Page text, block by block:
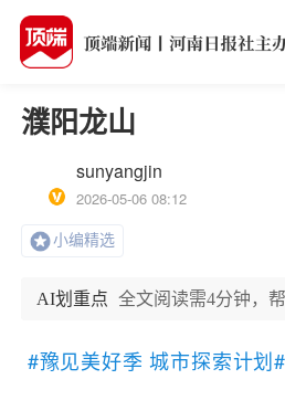
濮阳龙山
sunyangjin
2026-05-06 08:12
小编精选
AI划重点 全文阅读需4分钟，
#豫见美好季 城市探索计划#